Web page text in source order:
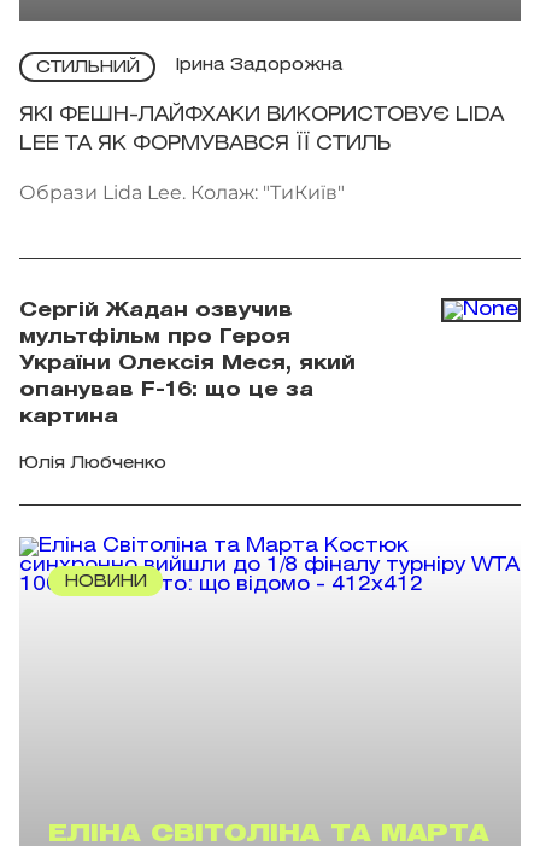
СТИЛЬНИЙ Ірина Задорожна
ЯКІ ФЕШН-ЛАЙФХАКИ ВИКОРИСТОВУЄ LIDA
LEE ТА ЯК ФОРМУВАВСЯ ЇЇ СТИЛЬ
Образи Lida Lee. Колаж: "ТиКиїв"
Сергій Жадан озвучив
мультфільм про Героя
України Олексія Меся, який
опанував F-16: що це за
картина
Юлія Любченко
НОВИНИ
ЕЛІНА СВІТОЛІНА ТА МАРТА